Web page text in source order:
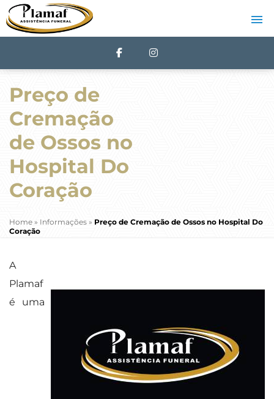
Preço de
Cremação
de Ossos no
Hospital Do
Coração
Home » Informações » Preço de Cremação de Ossos no Hospital Do
Coração
A
Plamaf
é uma